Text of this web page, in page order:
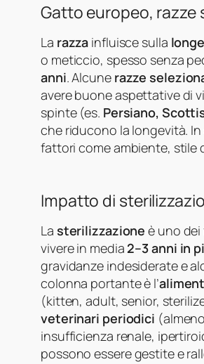
Gatto europeo, razze
La razza influisce sulla
o meticcio, spesso senza
anni. Alcune razze
avere buone aspettative di
spinte (es. Persiano,
che riducono la longevità.
fattori come ambiente, stile
Impatto di
La sterilizzazione è uno
vivere in media 2–3 anni in
gravidanze indesiderate e
colonna portante è l’
(kitten, adult, senior,
veterinari periodici
insufficienza renale,
possono essere gestite e